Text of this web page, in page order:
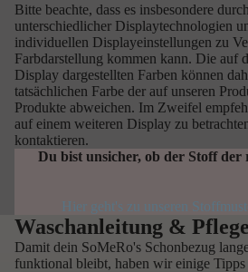
Bitte beachte, dass es insbesondere
unterschiedlicher Displaytechnologien
individuellen Displayeinstellungen zu
Farbdarstellung kommen kann. Die auf
Display dargestellten Farben können
tatsächlichen Farbe der auf unseren
Produkte abweichen. Im Zweifel
auf einem weiteren Display zu
kontaktieren.
Du bist unsicher, ob der Stoff
Hier geht's zu unseren
Waschanleitung &
Damit dein SoMeRo's Schonbezug
funktional bleibt, haben wir einige Tipps